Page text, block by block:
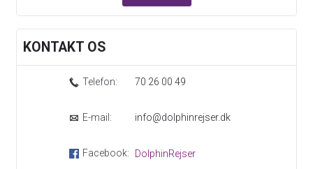
KONTAKT OS
Telefon: 70 26 00 49
E-mail: info@dolphinrejser.dk
Facebook: DolphinRejser